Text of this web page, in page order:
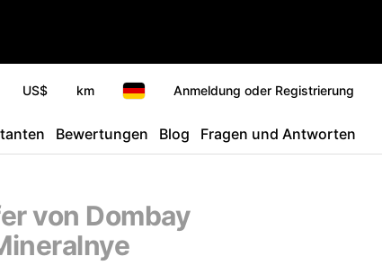
US$ km Anmeldung oder Registrierung
Bewertungen Blog Fragen und Antworten
von Dombay